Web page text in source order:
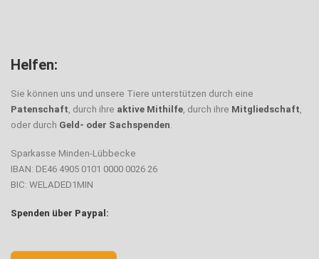
Helfen:
Sie können uns und unsere Tiere unterstützen durch eine
Patenschaft, durch ihre aktive Mithilfe, durch ihre Mitgliedschaft,
oder durch Geld- oder Sachspenden.
Sparkasse Minden-Lübbecke
IBAN: DE46 4905 0101 0000 0026 26
BIC: WELADED1MIN
Spenden über Paypal: